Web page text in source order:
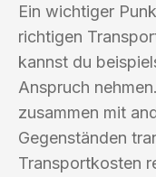
Ein wichtiger
richtigen
kannst du
Anspruch
zusammen mit
Gegenständen
Transportkosten